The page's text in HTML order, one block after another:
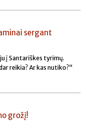
sergant
į Santariškes tyrimų.
reikia? Ar kas nutiko?“
grožį!